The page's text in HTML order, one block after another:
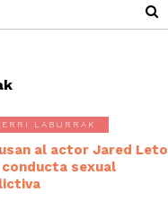
LABURRAK
al actor Jared Leto
conducta sexual